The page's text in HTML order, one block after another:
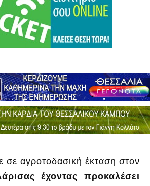
σε αγροτοδασική έκταση στον
έχοντας προκαλέσει